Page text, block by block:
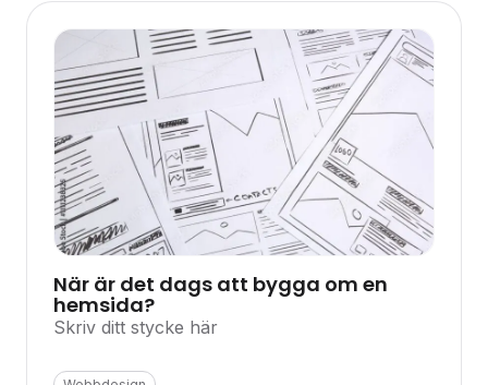
När är det dags att bygga om en
hemsida?
Skriv ditt stycke här